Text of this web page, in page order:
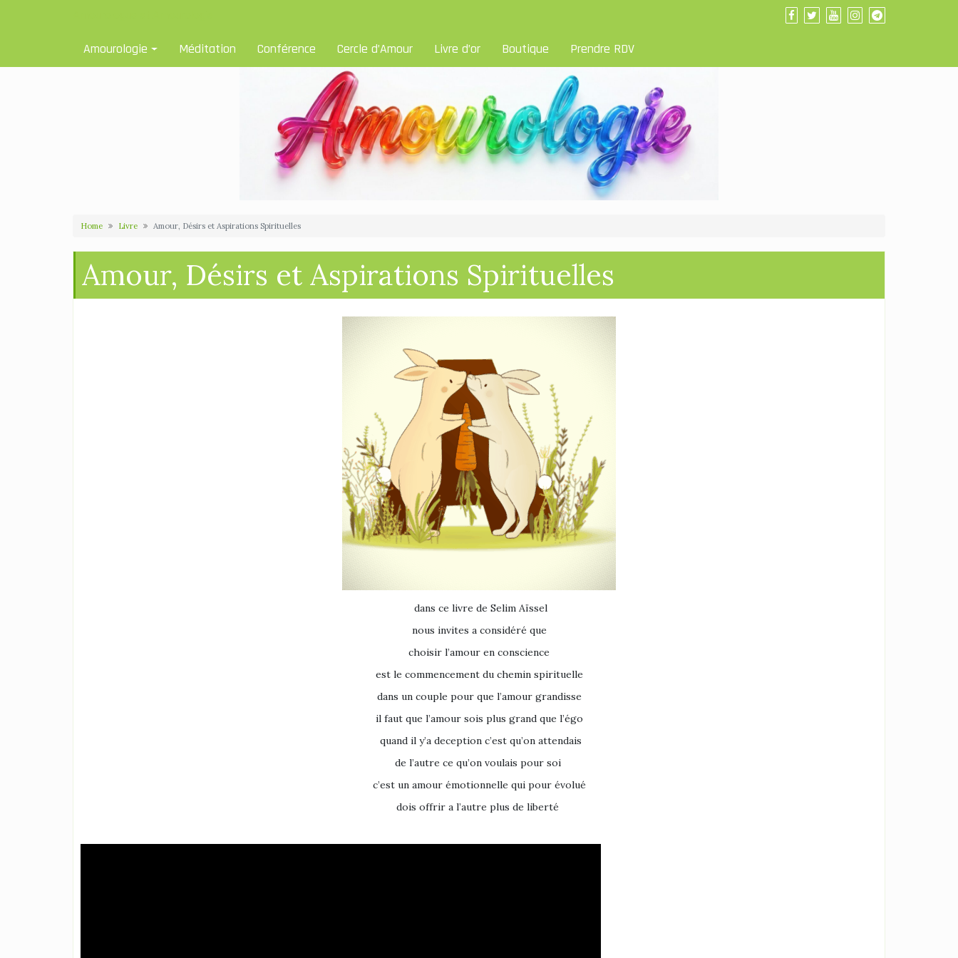
Amourologie Méditation Conférence Cercle d’Amour Livre d’or Boutique Prendre RDV
Home Livre Amour, Désirs et Aspirations Spirituelles
Amour, Désirs et Aspirations Spirituelles
dans ce livre de Selim Aïssel
nous invites a considéré que
choisir l’amour en conscience
est le commencement du chemin spirituelle
dans un couple pour que l’amour grandisse
il faut que l’amour sois plus grand que l’égo
quand il y’a deception c’est qu’on attendais
de l’autre ce qu’on voulais pour soi
c’est un amour émotionnelle qui pour évolué
dois offrir a l’autre plus de liberté